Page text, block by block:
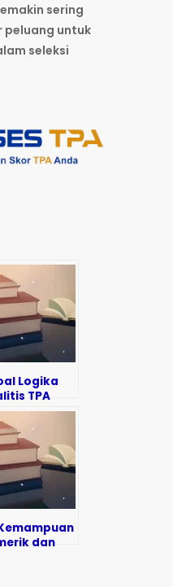
sering
peluang untuk
seleksi
Logika
TPA
dan